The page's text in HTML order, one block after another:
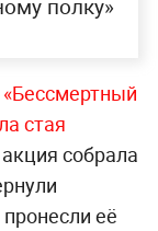
полку»
стая
собрала
её